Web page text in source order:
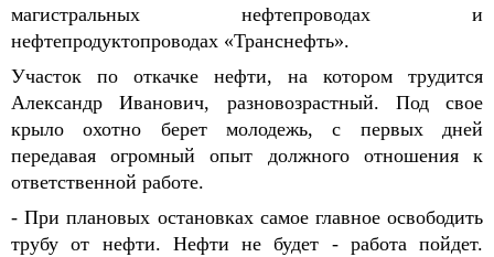
магистральных нефтепроводах и
нефтепродуктопроводах «Транснефть».
Участок по откачке нефти, на котором трудится
Александр Иванович, разновозрастный. Под свое
крыло охотно берет молодежь, с первых дней
передавая огромный опыт должного отношения к
ответственной работе.
- При плановых остановках самое главное освободить
трубу от нефти. Нефти не будет - работа пойдет.